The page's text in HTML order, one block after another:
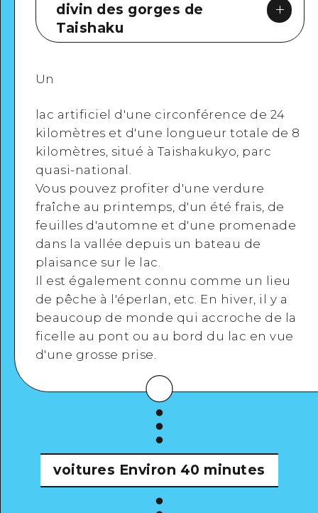
divin des gorges de
Taishaku
Google Maps
Voir en détail
Un
lac artificiel d'une circonférence de 24
kilomètres et d'une longueur totale de 8
kilomètres, situé à Taishakukyo, parc
quasi-national.
Vous pouvez profiter d'une verdure
fraîche au printemps, d'un été frais, de
feuilles d'automne et d'une promenade
dans la vallée depuis un bateau de
plaisance sur le lac.
Il est également connu comme un lieu
de pêche à l'éperlan, etc. En hiver, il y a
beaucoup de monde qui accroche de la
ficelle au pont ou au bord du lac en vue
d'une grosse prise.
voitures Environ 40 minutes